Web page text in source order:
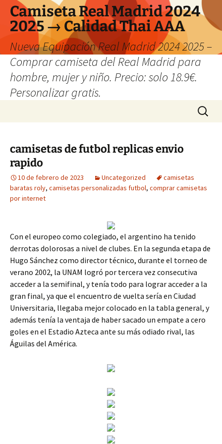
Camiseta Real Madrid 2024
2025 → Calidad Thai AAA
Nueva Equipación Real Madrid 2024 2025 –
Comprar camiseta del Real Madrid para
hombre, mujer y niño. Precio: solo 18.9€.
Personalizar gratis.
Buscar:
camisetas de futbol replicas envio
rapido
10 de febrero de 2023 Uncategorized
camisetas
baratas roly, camisetas personalizadas futbol, comprar camisetas
por internet
Con el europeo como colegiado, el argentino ha tenido
derrotas dolorosas a nivel de clubes. En la segunda etapa de
Hugo Sánchez como director técnico, durante el torneo de
verano 2002, la UNAM logró por tercera vez consecutiva
acceder a la semifinal, y tenía todo para lograr acceder a la
gran final, ya que el encuentro de vuelta sería en Ciudad
Universitaria, llegaba mejor colocado en la tabla general, y
además tenía la ventaja de haber sacado un empate a cero
goles en el Estadio Azteca ante su más odiado rival, las
Águilas del América.